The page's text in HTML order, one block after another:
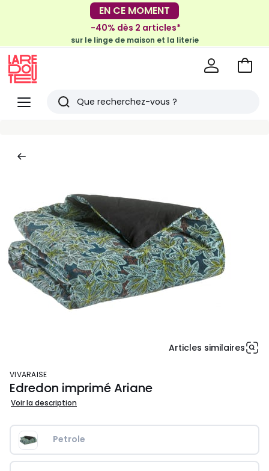
-30€ tous les 100€*
sur le meuble & la déco
EN CE MOMENT
-40% dès 2 articles*
sur le linge de maison et la literie
Menu
Redoute
Rechercher
Voir
Articles similaires
VIVARAISE
Edredon imprimé Ariane
Voir la description
Petrole